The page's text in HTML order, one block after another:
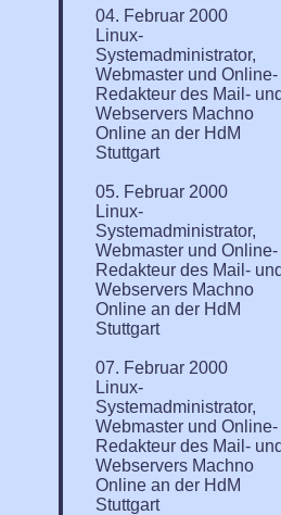
04. Februar 2000
Linux-
Systemadministrator,
Webmaster und Online-
Redakteur des Mail-
Webservers Machno
Online an der HdM
Stuttgart
05. Februar 2000
Linux-
Systemadministrator,
Webmaster und Online-
Redakteur des Mail-
Webservers Machno
Online an der HdM
Stuttgart
07. Februar 2000
Linux-
Systemadministrator,
Webmaster und Online-
Redakteur des Mail-
Webservers Machno
Online an der HdM
Stuttgart